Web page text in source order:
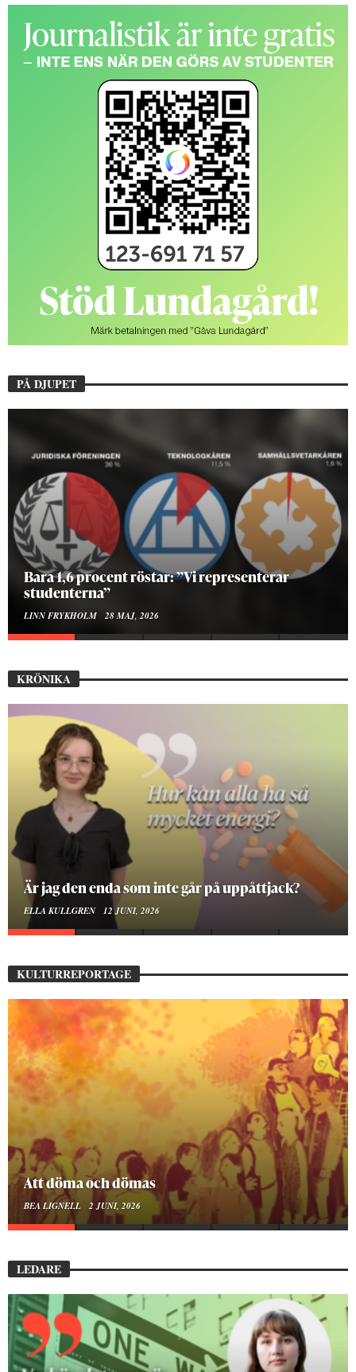
PÅ DJUPET
Hur bygger man en Lundakarneval?
ELISE RALSTON SAMUELSON 24 MAJ, 2026
KRÖNIKA
På stadsbiblioteket hittar jag det mänskliga
MOA LINDROTH 10 JUNI, 2026
KULTURREPORTAGE
Mellan ånger och ältande
BEA LIGNELL 23 MARS, 2026
LEDARE